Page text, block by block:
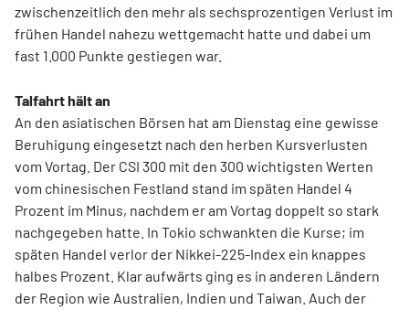
zwischenzeitlich den mehr als sechsprozentigen Verlust im
frühen Handel nahezu wettgemacht hatte und dabei um
fast 1.000 Punkte gestiegen war.
Talfahrt hält an
An den asiatischen Börsen hat am Dienstag eine gewisse
Beruhigung eingesetzt nach den herben Kursverlusten
vom Vortag. Der CSI 300 mit den 300 wichtigsten Werten
vom chinesischen Festland stand im späten Handel 4
Prozent im Minus, nachdem er am Vortag doppelt so stark
nachgegeben hatte. In Tokio schwankten die Kurse; im
späten Handel verlor der Nikkei-225-Index ein knappes
halbes Prozent. Klar aufwärts ging es in anderen Ländern
der Region wie Australien, Indien und Taiwan. Auch der